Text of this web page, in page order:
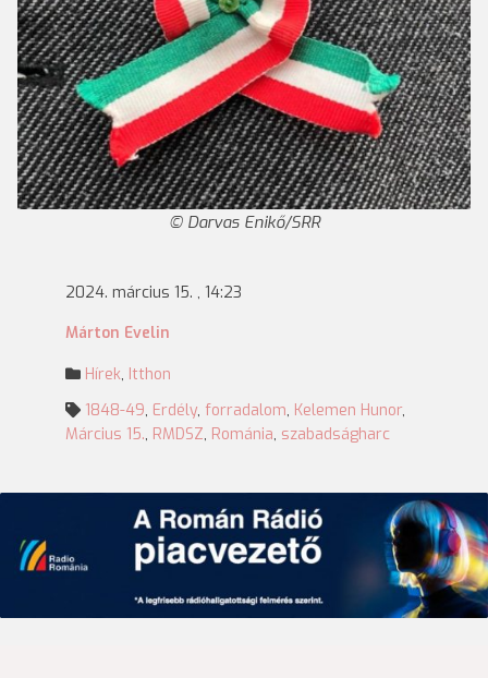
Darvas Enikő/SRR
2024. március 15. , 14:23
Márton Evelin
Hírek, Itthon
1848-49, Erdély, forradalom, Kelemen Hunor,
Március 15., RMDSZ, Románia, szabadságharc